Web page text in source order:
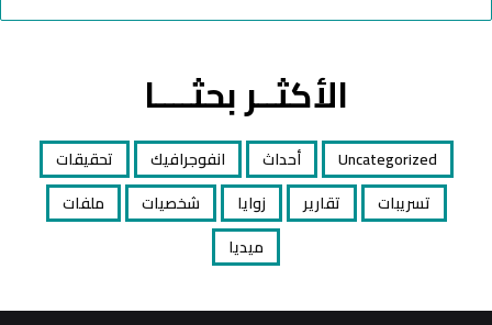
الأكثــر بحثــــا
Uncategorized أحداث انفوجرافيك
تحقيقات
تسريبات
تقارير زوايا شخصيات
ملفات
ميديا